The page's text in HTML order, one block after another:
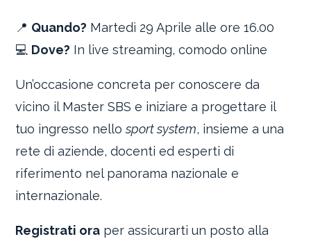
📍 Quando? Martedì 29 Aprile alle ore 16.00
💻 Dove? In live streaming, comodo online
Un’occasione concreta per conoscere da
vicino il Master SBS e iniziare a progettare il
tuo ingresso nellosport system, insieme a una
rete di aziende, docenti ed esperti di
riferimento nel panorama nazionale e
internazionale.
Registrati ora per assicurarti un posto alla